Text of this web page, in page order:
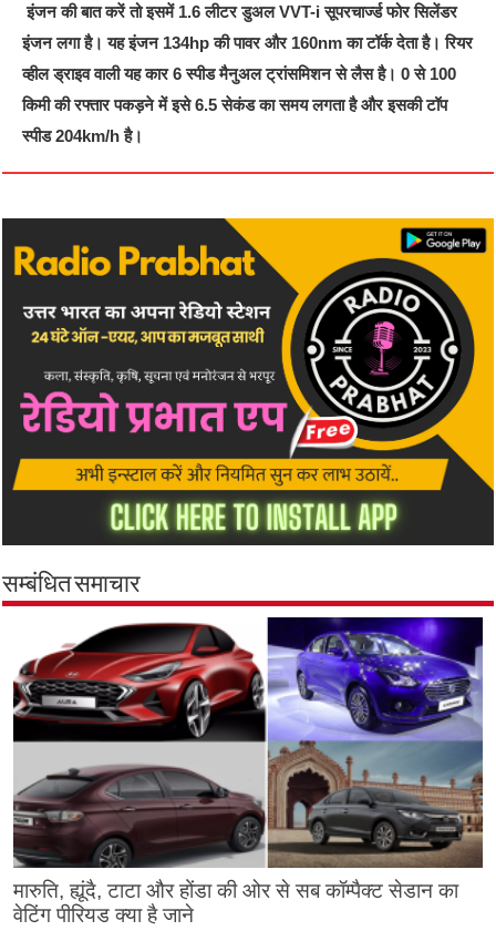
इंजन की बात करें तो इसमें 1.6 लीटर डुअल VVT-i सूपरचार्ज्ड फोर सिलेंडर
इंजन लगा है। यह इंजन 134hp की पावर और 160nm का टॉर्क देता है। रियर
व्हील ड्राइव वाली यह कार 6 स्पीड मैनुअल ट्रांसमिशन से लैस है। 0 से 100
किमी की रफ्तार पकड़ने में इसे 6.5 सेकंड का समय लगता है और इसकी टॉप
स्पीड 204km/h है।
सम्बंधित समाचार
मारुति, ह्यूंदै, टाटा और होंडा की ओर से सब कॉम्पैक्ट सेडान का
वेटिंग पीरियड क्या है जाने